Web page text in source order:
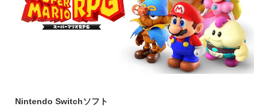
Nintendo Switchソフト